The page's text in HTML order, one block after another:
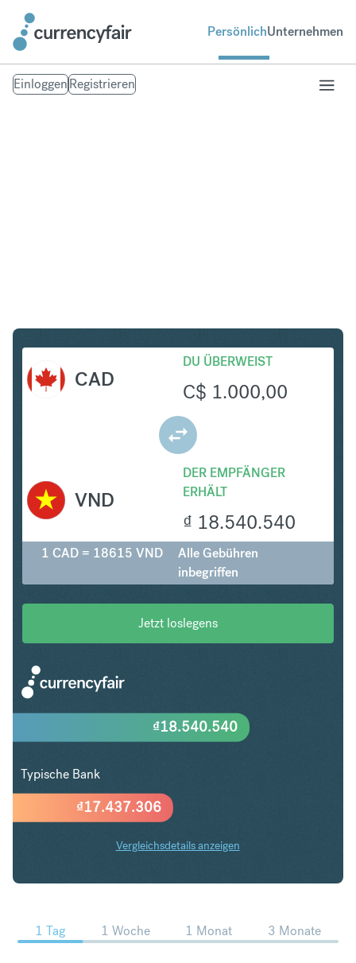
PersönlichUnternehmen
EinloggenRegistrieren
CAD
DU ÜBERWEIST
C$ 1.000,00
DER EMPFÄNGER
ERHÄLT
₫ 18.540.540
VND
1 CAD = 18615 VND
Alle Gebühren
inbegriffen
Jetzt loslegens
₫17.437.306
₫18.540.540
Typische Bank
Vergleichsdetails anzeigen
CAD in VND Trends
1 Tag 1 Woche 1 Monat 3 Monate